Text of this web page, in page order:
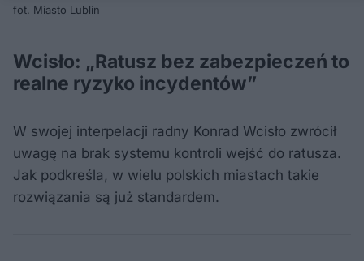
fot. Miasto Lublin
Wcisło: „Ratusz bez zabezpieczeń to
realne ryzyko incydentów”
W swojej interpelacji radny Konrad Wcisło zwrócił
uwagę na brak systemu kontroli wejść do ratusza.
Jak podkreśla, w wielu polskich miastach takie
rozwiązania są już standardem.